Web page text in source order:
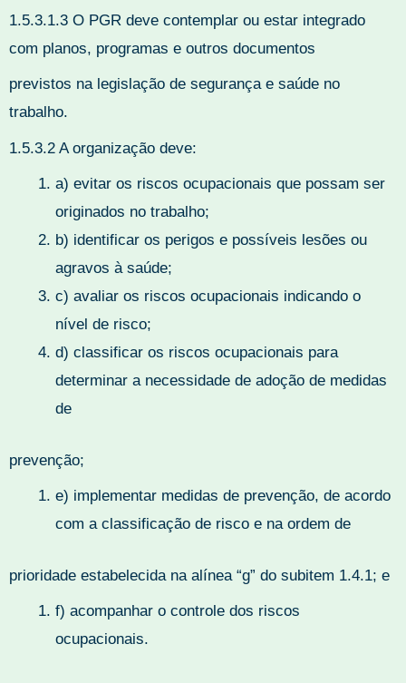
1.5.3.1.3 O PGR deve contemplar ou estar integrado
com planos, programas e outros documentos
previstos na legislação de segurança e saúde no
trabalho.
1.5.3.2 A organização deve:
a) evitar os riscos ocupacionais que possam ser
originados no trabalho;
b) identificar os perigos e possíveis lesões ou
agravos à saúde;
c) avaliar os riscos ocupacionais indicando o
nível de risco;
d) classificar os riscos ocupacionais para
determinar a necessidade de adoção de medidas
de
prevenção;
e) implementar medidas de prevenção, de acordo
com a classificação de risco e na ordem de
prioridade estabelecida na alínea “g” do subitem 1.4.1; e
f) acompanhar o controle dos riscos
ocupacionais.